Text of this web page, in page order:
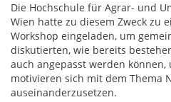
Die Hochschule für Agrar- und
Wien hatte zu diesem Zweck zu
Workshop eingeladen, um
diskutierten, wie bereits
auch angepasst werden können,
motivieren sich mit dem Thema
auseinanderzusetzen.